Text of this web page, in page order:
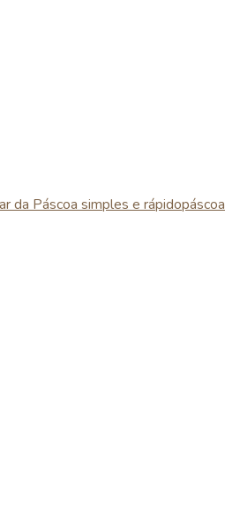
da Páscoa simples e rápidopáscoa